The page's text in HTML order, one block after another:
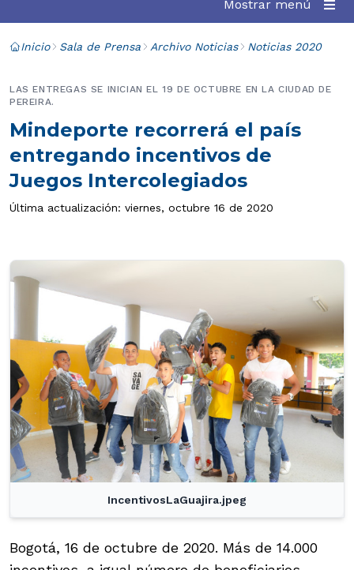
Mostrar menú
Inicio Sala de Prensa Archivo Noticias Noticias 2020
Mindeporte recorrerá el país
entregando incentivos de
Juegos Intercolegiados
LAS ENTREGAS SE INICIAN EL 19 DE OCTUBRE EN LA CIUDAD DE
PEREIRA.
Última actualización: viernes, octubre 16 de 2020
IncentivosLaGuajira.jpeg
Bogotá, 16 de octubre de 2020. Más de 14.000